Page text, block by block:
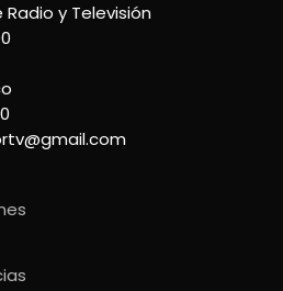
y Televisión